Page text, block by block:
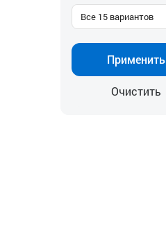
Все 15 вариантов
Применить
Очистить